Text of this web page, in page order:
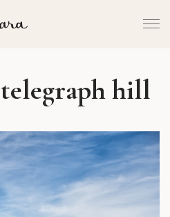
telegraph hill